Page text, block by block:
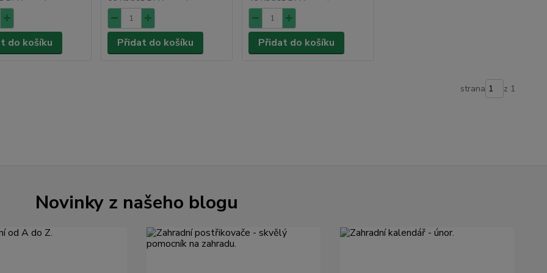
do košíku Přidat do košíku Přidat do košíku
strana z 1
Novinky z našeho blogu